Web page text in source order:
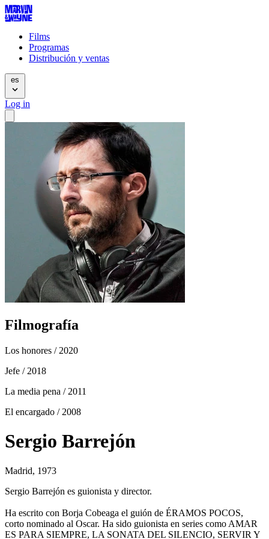
Films
Programas
Distribución y ventas
es
Log in
Filmografía
Los honores / 2020
Jefe / 2018
La media pena / 2011
El encargado / 2008
Sergio Barrejón
Madrid, 1973
Sergio Barrejón es guionista y director.
Ha escrito con Borja Cobeaga el guión de ÉRAMOS POCOS,
corto nominado al Oscar. Ha sido guionista en series como AMAR
ES PARA SIEMPRE, LA SONATA DEL SILENCIO, SERVIR Y